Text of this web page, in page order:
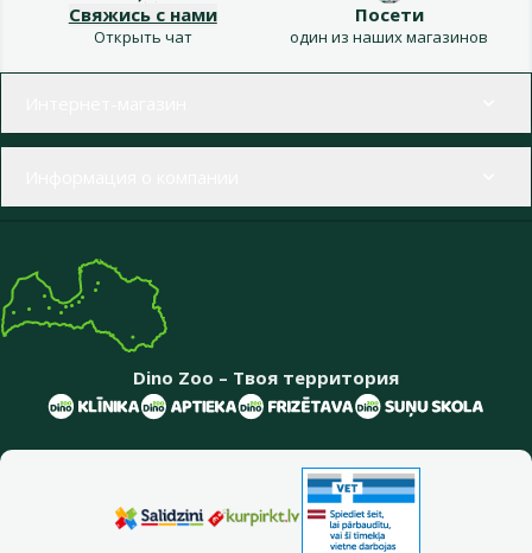
Свяжись с нами
Открыть чат
Посети
один из наших магазинов
Dino Zoo – Твоя территория